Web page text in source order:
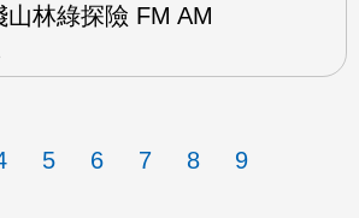
山林綠探險 FM AM
5 6 7 8 9